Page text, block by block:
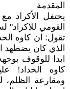
المقدمة
يحتفل الأكراد
القومي
تقول: ان كاوه
الذي كان يضطهد
ابدا للوقوف
كاوه الحداد!
ومقارعة الظلم،